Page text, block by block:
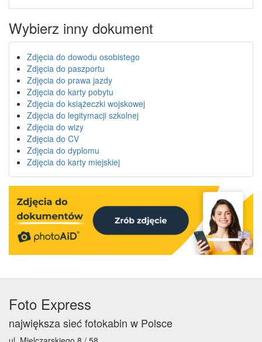
Wybierz inny dokument
Zdjęcia do dowodu osobistego
Zdjęcia do paszportu
Zdjęcia do prawa jazdy
Zdjęcia do karty pobytu
Zdjęcia do książeczki wojskowej
Zdjęcia do legitymacji szkolnej
Zdjęcia do wizy
Zdjęcia do CV
Zdjęcia do dyplomu
Zdjęcia do karty miejskiej
Foto Express
największa sieć fotokabin w Polsce